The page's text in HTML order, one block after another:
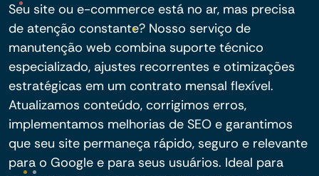
Seu site ou e-commerce está no ar, mas precisa
de atenção constante? Nosso serviço de
manutenção web combina suporte técnico
especializado, ajustes recorrentes e otimizações
estratégicas em um contrato mensal flexível.
Atualizamos conteúdo, corrigimos erros,
implementamos melhorias de SEO e garantimos
que seu site permaneça rápido, seguro e relevante
para o Google e para seus usuários. Ideal para